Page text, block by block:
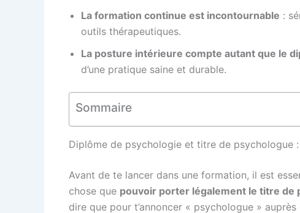
La formation continue est incontournable :
outils thérapeutiques.
La posture intérieure compte autant que le
d’une pratique saine et durable.
Sommaire
Diplôme de psychologie et titre de psychologue
Avant de te lancer dans une formation, il est
chose que pouvoir porter légalement le titre de
dire que pour t’annoncer « psychologue »